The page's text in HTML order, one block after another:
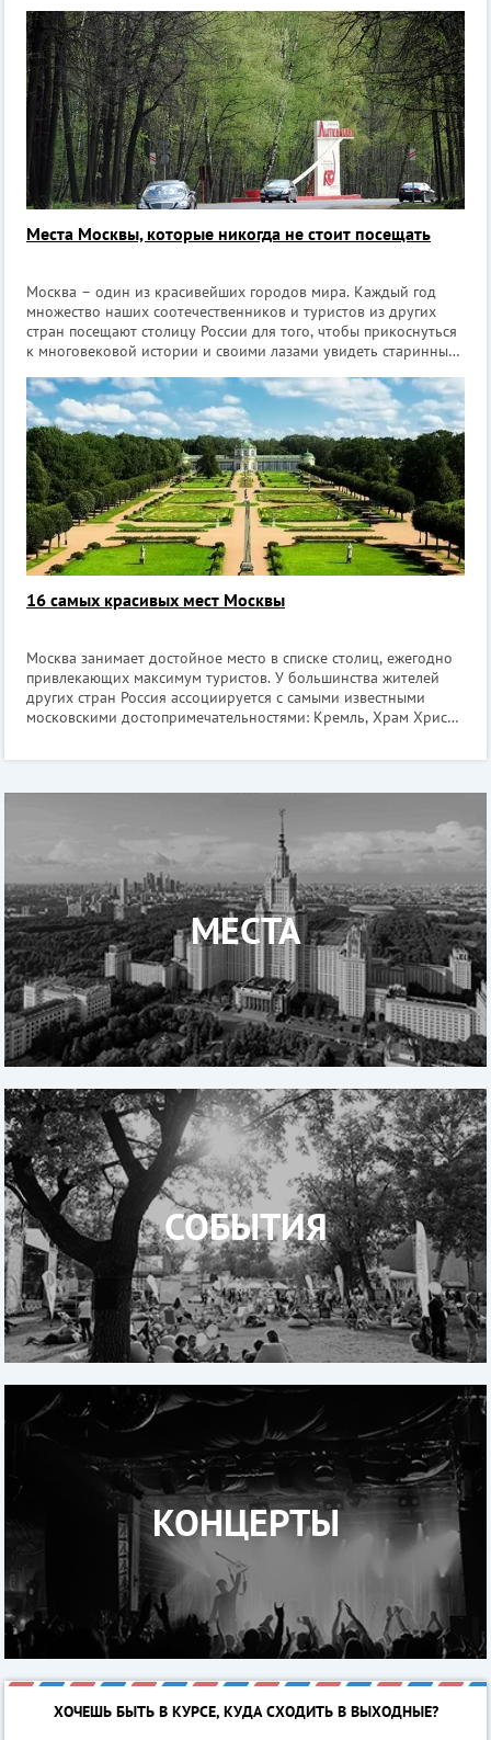
непревзойденных шедевров, которые
Места Москвы, которые никогда не стоит посещать
Москва – один из красивейших городов мира. Каждый год
множество наших соотечественников и туристов из других
стран посещают столицу России для того, чтобы прикоснуться
к многовековой истории и своими лазами увидеть старинные
площади, которая помнит
16 самых красивых мест Москвы
Москва занимает достойное место в списке столиц, ежегодно
привлекающих максимум туристов. У большинства жителей
других стран Россия ассоциируется с самыми известными
московскими достопримечательностями: Кремль, Храм Христа
всех красивых
МЕСТА
СОБЫТИЯ
КОНЦЕРТЫ
ХОЧЕШЬ БЫТЬ В КУРСЕ, КУДА СХОДИТЬ В ВЫХОДНЫЕ?